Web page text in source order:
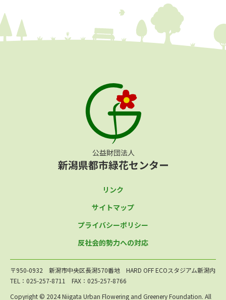
リンク
サイトマップ
プライバシーポリシー
反社会的勢力への対応
〒950-0932 新潟市中央区長潟570番地 HARD OFF ECOスタジアム新潟内
TEL：025-257-8711 FAX：025-257-8766
Copyright © 2024 Niigata Urban Flowering and Greenery Foundation. All